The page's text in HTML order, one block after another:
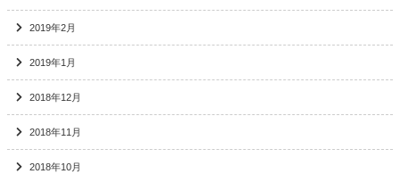
2019年2月
2019年1月
2018年12月
2018年11月
2018年10月